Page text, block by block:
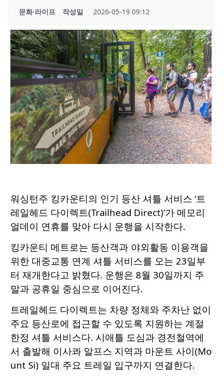
문화·라이프 작성일 2026-05-19 09:12
워싱턴주 킹카운티의 인기 등산 셔틀 서비스 ‘트
레일헤드 다이렉트(Trailhead Direct)’가 메모리
얼데이 연휴를 맞아 다시 운행을 시작한다.
킹카운티 메트로는 등산객과 야외활동 이용객을
위한 대중교통 연계 셔틀 서비스를 오는 23일부
터 재개한다고 밝혔다. 운행은 8월 30일까지 주
말과 공휴일 중심으로 이어진다.
트레일헤드 다이렉트는 차량 정체와 주차난 없이
주요 등산로에 접근할 수 있도록 지원하는 계절
한정 셔틀 서비스다. 시애틀 도심과 경전철역에
서 출발해 이사콰 알프스 지역과 마운트 사이(Mo
unt Si) 일대 주요 트레일 입구까지 연결한다.